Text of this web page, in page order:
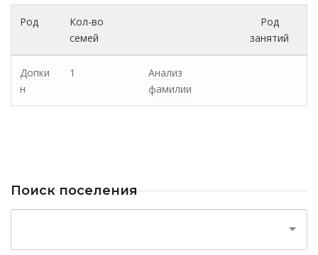
Род
Кол-во
семей
Род
занятий
Допки
н
1
Анализ
фамилии
Поиск поселения